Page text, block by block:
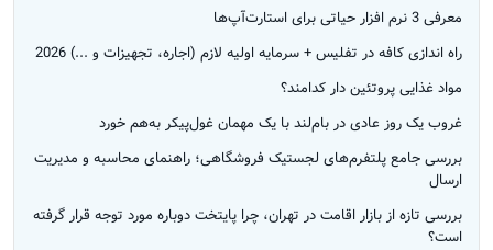
معرفی 3 نرم افزار حیاتی برای استارت‌آپ‌ها
راه‌ اندازی کافه در تفلیس + سرمایه اولیه لازم (اجاره، تجهیزات و ...) 2026
مواد غذایی پروتئین دار کدامند؟
غروب یک روز عادی در بام‌لند با یک مهمان غول‌پیکر به‌هم خورد
بررسی جامع پلتفرم‌های لجستیک فروشگاهی؛ راهنمای محاسبه و مدیریت
ارسال
بررسی تازه از بازار اقامت در تهران، چرا پایتخت دوباره مورد توجه قرار گرفته
است؟